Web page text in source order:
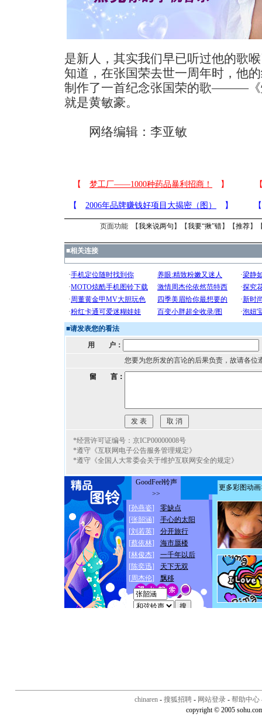
是新人，其实我们早已听过他的歌
知道，在张国荣去世一周年时，他
制作了一首纪念张国荣的歌———《
就是黄敏豪。
网络编辑：李亚敏
页面功能 【我来说两句 】【我要“揪”错】【推荐】
■相关连接
■请发表您的看法
用 户：
您要为您所发的言论的后果负责，故请各位
留 言：
*经营许可证编号：京ICP00000008号
*遵守《互联网电子公告服务管理规定》
*遵守《全国人大常委会关于维护互联网安全的规定》
chinaren - 搜狐招聘 - 网站登录 - 帮助中心
copyright © 2005